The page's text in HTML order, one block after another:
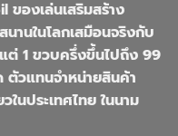
ของเล่นเสริมสร้าง
นานในโลกเสมือนจริงกับ
ต่ 1 ขวบครึ่งขึ้นไปถึง 99
ตัวแทนจำหน่ายสินค้า
ในประเทศไทย ในนาม